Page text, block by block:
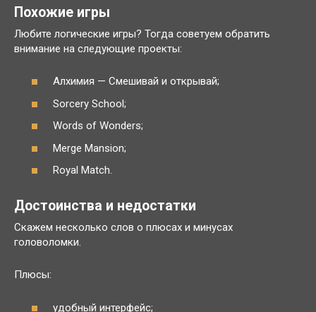
Похожие игры
Любите логические игры? Тогда советуем обратить
внимание на следующие проекты:
Алхимия — Смешивай и открывай;
Sorcery School;
Words of Wonders;
Merge Mansion;
Royal Match.
Достоинства и недостатки
Скажем несколько слов о плюсах и минусах
головоломки.
Плюсы:
удобный интерфейс;